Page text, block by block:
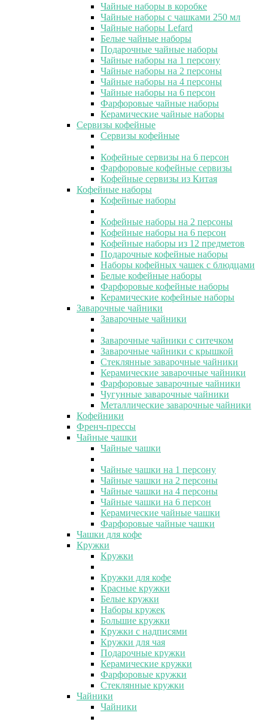
Чайные наборы в коробке
Чайные наборы с чашками 250 мл
Чайные наборы Lefard
Белые чайные наборы
Подарочные чайные наборы
Чайные наборы на 1 персону
Чайные наборы на 2 персоны
Чайные наборы на 4 персоны
Чайные наборы на 6 персон
Фарфоровые чайные наборы
Керамические чайные наборы
Сервизы кофейные
Сервизы кофейные
Кофейные сервизы на 6 персон
Фарфоровые кофейные сервизы
Кофейные сервизы из Китая
Кофейные наборы
Кофейные наборы
Кофейные наборы на 2 персоны
Кофейные наборы на 6 персон
Кофейные наборы из 12 предметов
Подарочные кофейные наборы
Наборы кофейных чашек с блюдцами
Белые кофейные наборы
Фарфоровые кофейные наборы
Керамические кофейные наборы
Заварочные чайники
Заварочные чайники
Заварочные чайники с ситечком
Заварочные чайники с крышкой
Стеклянные заварочные чайники
Керамические заварочные чайники
Фарфоровые заварочные чайники
Чугунные заварочные чайники
Металлические заварочные чайники
Кофейники
Френч-прессы
Чайные чашки
Чайные чашки
Чайные чашки на 1 персону
Чайные чашки на 2 персоны
Чайные чашки на 4 персоны
Чайные чашки на 6 персон
Керамические чайные чашки
Фарфоровые чайные чашки
Чашки для кофе
Кружки
Кружки
Кружки для кофе
Красные кружки
Белые кружки
Наборы кружек
Большие кружки
Кружки с надписями
Кружки для чая
Подарочные кружки
Керамические кружки
Фарфоровые кружки
Стеклянные кружки
Чайники
Чайники